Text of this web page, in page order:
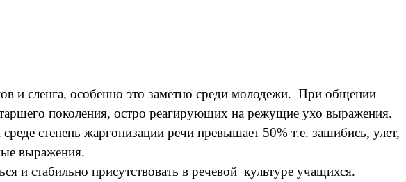
и сленга, особенно это заметно среди молодежи. При общении
поколения, остро реагирующих на режущие ухо выражения.
степень жаргонизации речи превышает 50% т.е. зашибись, улет,
выражения.
и стабильно присутствовать в речевой культуре учащихся.